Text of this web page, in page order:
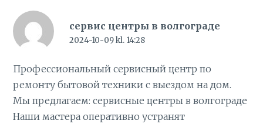
сервис центры в волгограде
2024-10-09 kl. 14:28
Профессиональный сервисный центр по
ремонту бытовой техники с выездом на дом.
Мы предлагаем:сервисные центры в волгограде
Наши мастера оперативно устранят